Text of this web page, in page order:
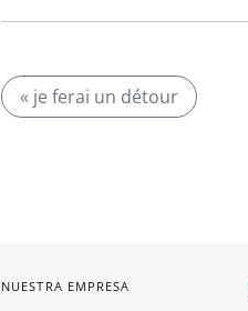
« je ferai un détour
NUESTRA EMPRESA